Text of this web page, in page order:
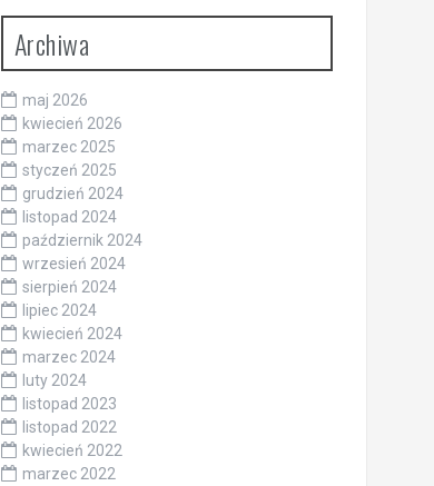
Archiwa
maj 2026
kwiecień 2026
marzec 2025
styczeń 2025
grudzień 2024
listopad 2024
październik 2024
wrzesień 2024
sierpień 2024
lipiec 2024
kwiecień 2024
marzec 2024
luty 2024
listopad 2023
listopad 2022
kwiecień 2022
marzec 2022